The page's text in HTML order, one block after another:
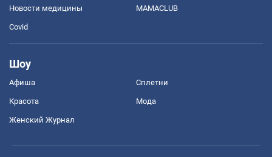
Новости медицины MAMACLUB
Covid
Шоу
Афиша Сплетни
Красота Мода
Женский Журнал